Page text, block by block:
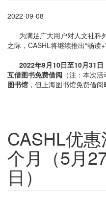
2022-09-08
为满足广大用户对人文社科
之际，CASHL将继续推出“畅读
2022年9月10日至10月31日
互借图书免费借阅 （注：本次
图书馆 ，但上海图书馆免费借阅
CASHL优
个月（5月
日）